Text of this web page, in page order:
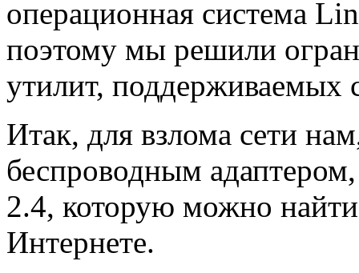
операционная система
поэтому мы решили
утилит, поддерживаемых
Итак, для взлома сети
беспроводным
2.4, которую можно
Интернете.